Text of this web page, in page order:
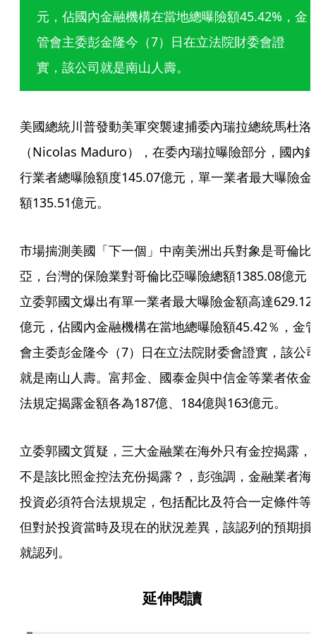
元，佔國內金融機構在當地總曝險額45.42%，金
管會主委彭金隆今（7）日在立法院財委會證
實，該公司就是南山人壽。
美國總統川普發動美軍突襲逮捕委內瑞拉總統馬杜洛
（Nicolas Maduro），在委內瑞拉曝險部分，國內
行業者總曝險額度145.07億元，單一業者最大曝險金
額135.51億元。
市場揣測美國「下一個」中南美洲出兵對象是哥倫比
亞，台灣的保險業對哥倫比亞曝險總額1385.08億元
立委郭國文爆出有單一業者最大曝險金額高達629.12
億元，佔國內金融機構在當地總曝險額45.42％，金
會主委彭金隆今（7）日在立法院財委會證實，該公
就是南山人壽。富邦金、國泰金與中信金等業者依金
法規定揭露金額各為187億、184億與163億元。
立委郭國文質疑，三大金融業在海外只有金控揭露，
不是該比照金控法充份揭露？，彭強調，金融業者海
投資必須符合法規規定，包括配比及符合一定條件等
但對於投資當時及現在的狀況差異，該認列的預期損
就認列。
延伸閱讀